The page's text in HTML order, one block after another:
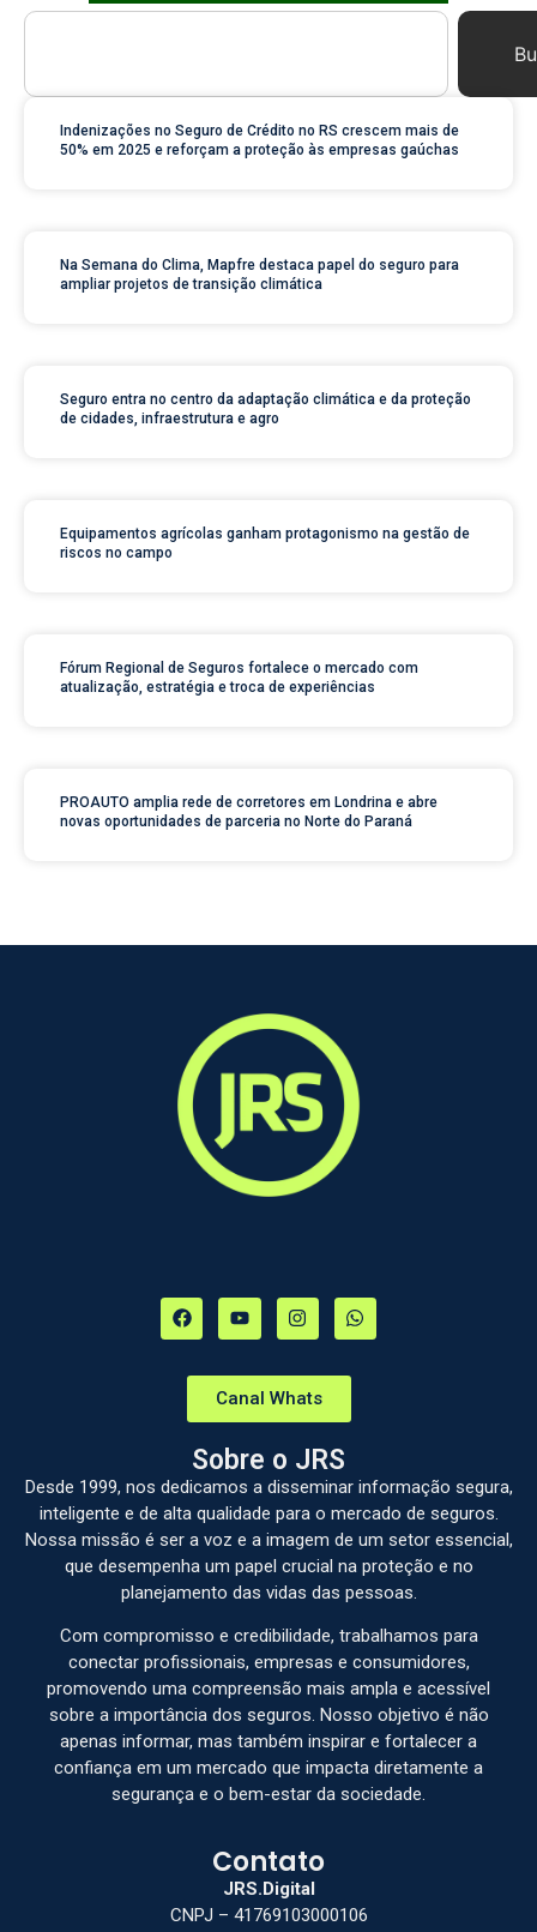
Indenizações no Seguro de Crédito no RS crescem mais de
50% em 2025 e reforçam a proteção às empresas gaúchas
Na Semana do Clima, Mapfre destaca papel do seguro para
ampliar projetos de transição climática
Seguro entra no centro da adaptação climática e da proteção
de cidades, infraestrutura e agro
Equipamentos agrícolas ganham protagonismo na gestão de
riscos no campo
Fórum Regional de Seguros fortalece o mercado com
atualização, estratégia e troca de experiências
PROAUTO amplia rede de corretores em Londrina e abre
novas oportunidades de parceria no Norte do Paraná
Canal Whats
Sobre o JRS
Desde 1999, nos dedicamos a disseminar informação segura,
inteligente e de alta qualidade para o mercado de seguros.
Nossa missão é ser a voz e a imagem de um setor essencial,
que desempenha um papel crucial na proteção e no
planejamento das vidas das pessoas.
Com compromisso e credibilidade, trabalhamos para
conectar profissionais, empresas e consumidores,
promovendo uma compreensão mais ampla e acessível
sobre a importância dos seguros. Nosso objetivo é não
apenas informar, mas também inspirar e fortalecer a
confiança em um mercado que impacta diretamente a
segurança e o bem-estar da sociedade.
Contato
JRS.Digital
CNPJ – 41769103000106